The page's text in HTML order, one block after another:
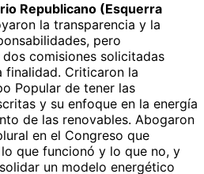
Republicano (Esquerra
la transparencia y la
pero
comisiones solicitadas
finalidad. Criticaron la
Popular de tener las
y su enfoque en la energía
de las renovables. Abogaron
en el Congreso que
que funcionó y lo que no, y
un modelo energético